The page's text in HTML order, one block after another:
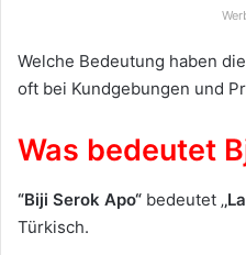
l
Welche Bedeutung haben die
oft bei Kundgebungen und
Was bedeutet
“Biji Serok Apo“ bedeutet ‚
Türkisch.